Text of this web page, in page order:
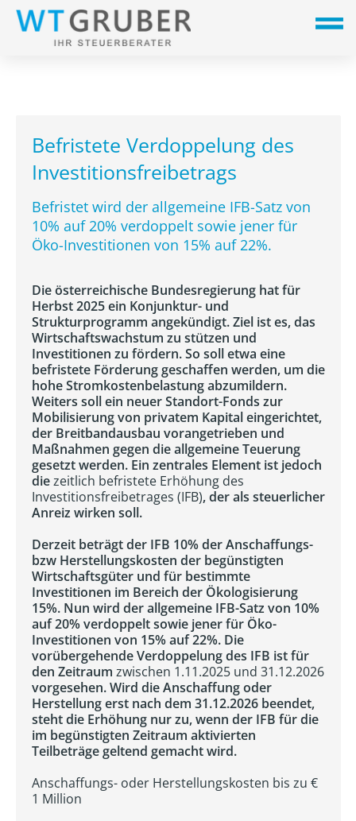
Befristete Verdoppelung des
Investitionsfreibetrags
Befristet wird der allgemeine IFB-Satz von
10% auf 20% verdoppelt sowie jener für
Öko-Investitionen von 15% auf 22%.
Die österreichische Bundesregierung hat für
Herbst 2025 ein Konjunktur- und
Strukturprogramm angekündigt. Ziel ist es, das
Wirtschaftswachstum zu stützen und
Investitionen zu fördern. So soll etwa eine
befristete Förderung geschaffen werden, um die
hohe Stromkostenbelastung abzumildern.
Weiters soll ein neuer Standort-Fonds zur
Mobilisierung von privatem Kapital eingerichtet,
der Breitbandausbau vorangetrieben und
Maßnahmen gegen die allgemeine Teuerung
gesetzt werden. Ein zentrales Element ist jedoch
diezeitlich befristete Erhöhung des
Investitionsfreibetrages (IFB), der als steuerlicher
Anreiz wirken soll.
Derzeit beträgt der IFB 10% der Anschaffungs-
bzw Herstellungskosten der begünstigten
Wirtschaftsgüter und für bestimmte
Investitionen im Bereich der Ökologisierung
15%. Nun wird der allgemeine IFB-Satz von 10%
auf 20% verdoppelt sowie jener für Öko-
Investitionen von 15% auf 22%. Die
vorübergehende Verdoppelung des IFB ist für
den Zeitraum zwischen 1.11.2025 und 31.12.2026
vorgesehen. Wird die Anschaffung oder
Herstellung erst nach dem 31.12.2026 beendet,
steht die Erhöhung nur zu, wenn der IFB für die
im begünstigten Zeitraum aktivierten
Teilbeträge geltend gemacht wird.
Anschaffungs- oder Herstellungskosten bis zu €
1 Million